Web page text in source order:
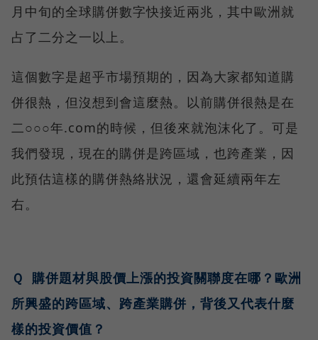
月中旬的全球購併數字快接近兩兆，其中歐洲就
占了二分之一以上。
這個數字是超乎市場預期的，因為大家都知道購
併很熱，但沒想到會這麼熱。以前購併很熱是在
二○○○年.com的時候，但後來就泡沫化了。可是
我們發現，現在的購併是跨區域，也跨產業，因
此預估這樣的購併熱絡狀況，還會延續兩年左
右。
Ｑ 購併題材與股價上漲的投資關聯度在哪？歐洲
所興盛的跨區域、跨產業購併，背後又代表什麼
樣的投資價值？